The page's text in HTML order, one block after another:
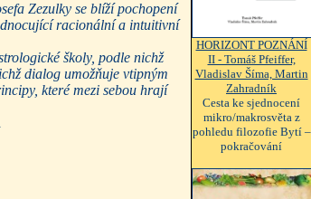
Zezulky se blíží pochopení
racionální a intuitivní
školy, podle nichž
dialog umožňuje vtipným
které mezi sebou hrají
HORIZONT POZNÁNÍ
II - Tomáš Pfeiffer,
Vladislav Šíma, Martin
Zahradník
Cesta ke sjednocení
mikro/makrosvěta z
pohledu filozofie Bytí –
pokračování